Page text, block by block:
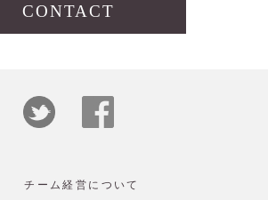
CONTACT
チーム経営について